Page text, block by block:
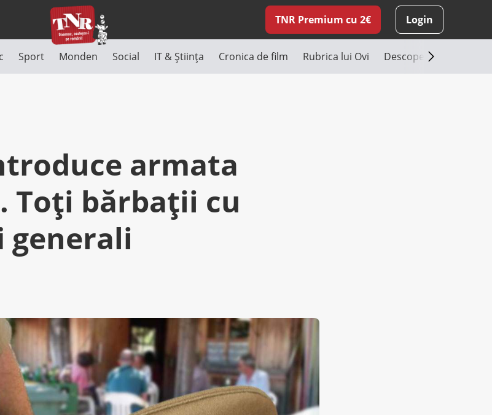
TNR Premium cu 2€ Login
Sport Monden Social IT & Știința Cronica de film Rubrica lui Ovi Descoperă România
armata
Toți bărbații cu